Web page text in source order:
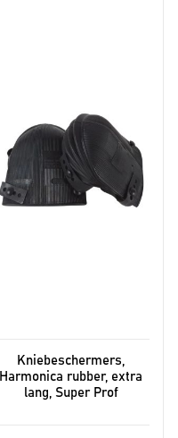
Kniebeschermers,
Harmonica rubber, extra
lang, Super Prof